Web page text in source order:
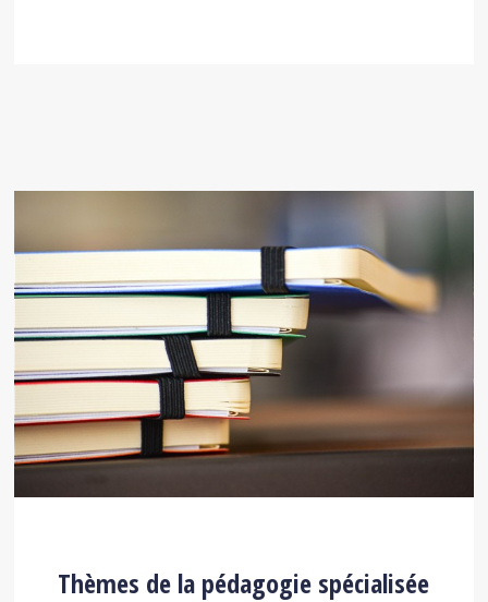
Thèmes de la pédagogie spécialisée